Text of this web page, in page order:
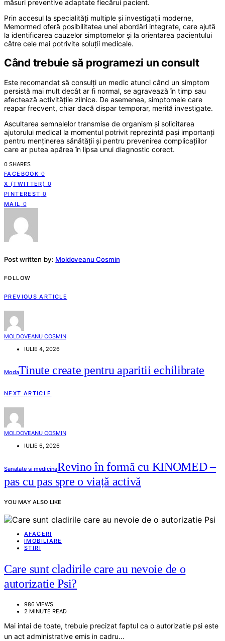
măsuri preventive adaptate fiecărui pacient.
Prin accesul la specialități multiple și investigații moderne,
Memormed oferă posibilitatea unei abordări integrate, care ajută
la identificarea cauzelor simptomelor și la orientarea pacientului
către cele mai potrivite soluții medicale.
Când trebuie să programezi un consult
Este recomandat să consulți un medic atunci când un simptom
persistă mai mult decât ar fi normal, se agravează în timp sau
afectează activitățile zilnice. De asemenea, simptomele care
reapar frecvent, chiar dacă dispar temporar, merită investigate.
Ascultarea semnalelor transmise de organism și solicitarea
ajutorului medical la momentul potrivit reprezintă pași importanți
pentru menținerea sănătății și pentru prevenirea complicațiilor
care ar putea apărea în lipsa unui diagnostic corect.
0 SHARES
FACEBOOK 0
X (TWITTER) 0
PINTEREST 0
MAIL
0
Post written by: Moldoveanu Cosmin
FOLLOW
PREVIOUS ARTICLE
MOLDOVEANU COSMIN
IULIE 4, 2026
ModaTinute create pentru aparitii echilibrate
NEXT ARTICLE
MOLDOVEANU COSMIN
IULIE 6, 2026
Sanatate si medicinaRevino în formă cu KINOMED –
pas cu pas spre o viață activă
YOU MAY ALSO LIKE
AFACERI
IMOBILIARE
STIRI
Care sunt cladirile care au nevoie de o
autorizatie Psi?
986 VIEWS
2 MINUTE READ
Mai intai de toate, trebuie precizat faptul ca o autorizatie psi este
un act administrative emis in cadru…